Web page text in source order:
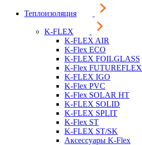
Теплоизоляция
K-FLEX
K-FLEX AIR
K-Flex ECO
K-FLEX FOILGLASS
K-Flex FUTUREFLEX
K-FLEX IGO
K-Flex PVC
K-Flex SOLAR HT
K-FLEX SOLID
K-FLEX SPLIT
K-Flex ST
K-FLEX ST/SK
Аксессуары K-Flex